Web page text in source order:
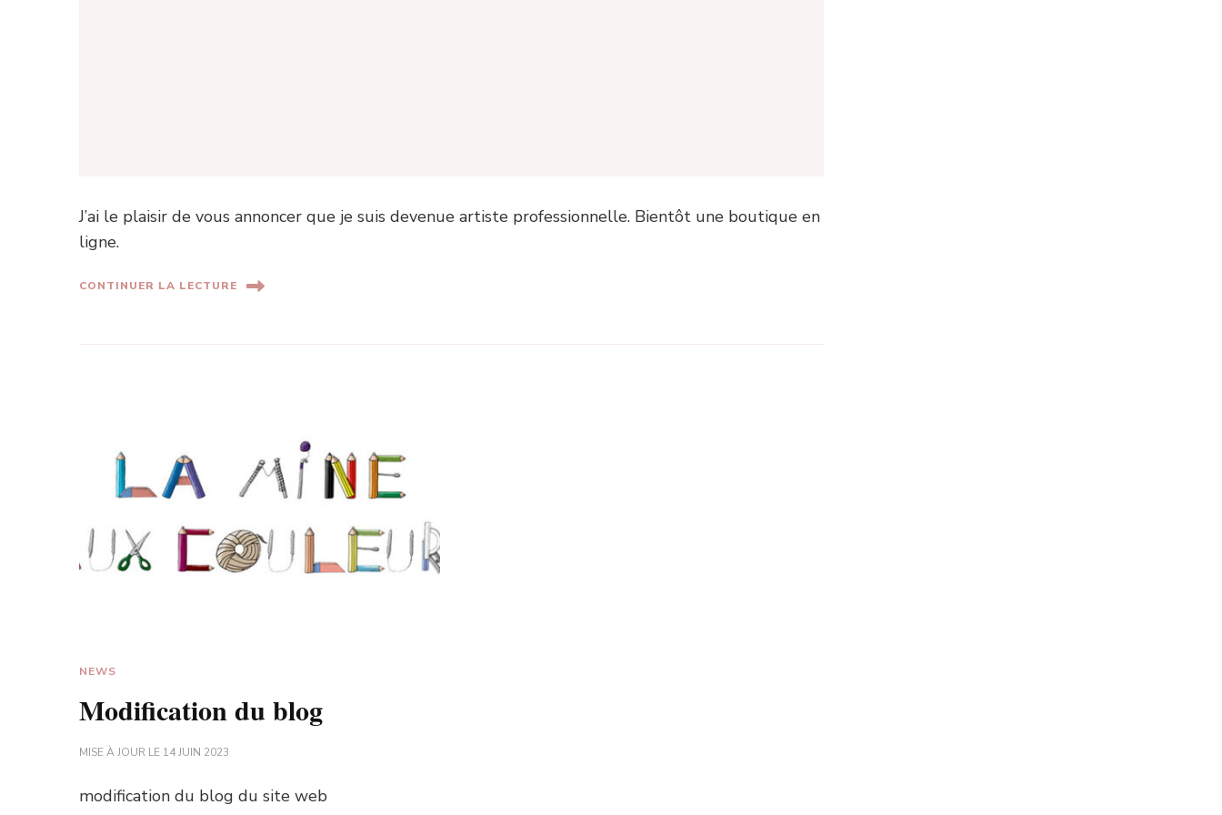
J’ai le plaisir de vous annoncer que je suis devenue artiste professionnelle. Bientôt une boutique en
ligne.
CONTINUER LA LECTURE
NEWS
Modification du blog
MISE À JOUR LE 14 JUIN 2023
modification du blog du site web